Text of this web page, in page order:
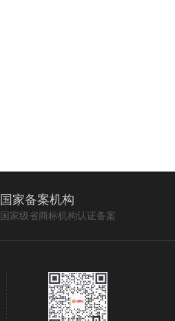
国家备案机构
国家级省商标机构认证备案